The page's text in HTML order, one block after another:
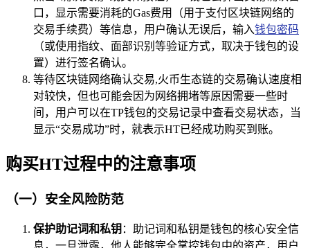
口，显示需要消耗的Gas费用（用于支付区块链网络的
交易手续费）等信息，用户确认无误后，输入钱包密码
（或使用指纹、面部识别等验证方式，取决于钱包的设
置）进行签名确认。
等待区块链网络确认交易,火币生态链的交易确认速度相
对较快，但也可能会因为网络拥堵等原因需要一些时
间，用户可以在TP钱包的交易记录中查看交易状态，当
显示“交易成功”时，就表示HT已经成功购买到账。
购买HT过程中的注意事项
（一）安全风险防范
保护助记词和私钥 ：助记词和私钥是钱包的核心安全信